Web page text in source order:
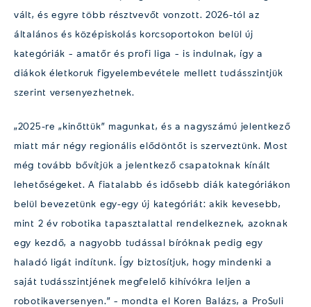
vált, és egyre több résztvevőt vonzott. 2026-tól az
általános és középiskolás korcsoportokon belül új
kategóriák – amatőr és profi liga – is indulnak, így a
diákok életkoruk figyelembevétele mellett tudásszintjük
szerint versenyezhetnek.
„2025-re „kinőttük” magunkat, és a nagyszámú jelentkező
miatt már négy regionális elődöntőt is szerveztünk. Most
még tovább bővítjük a jelentkező csapatoknak kínált
lehetőségeket. A fiatalabb és idősebb diák kategóriákon
belül bevezetünk egy-egy új kategóriát: akik kevesebb,
mint 2 év robotika tapasztalattal rendelkeznek, azoknak
egy kezdő, a nagyobb tudással bíróknak pedig egy
haladó ligát indítunk. Így biztosítjuk, hogy mindenki a
saját tudásszintjének megfelelő kihívókra leljen a
robotikaversenyen.” – mondta el Koren Balázs, a ProSuli